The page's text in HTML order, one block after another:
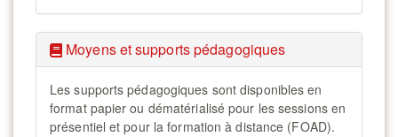
Moyens et supports pédagogiques
Les supports pédagogiques sont disponibles en
format papier ou dématérialisé pour les sessions en
présentiel et pour la formation à distance (FOAD).